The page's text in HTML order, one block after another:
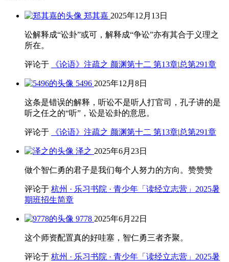
郑其嘉 2025年12月13日
讼解释成“讼卦”或可，解释成“争讼”亦有其合于义理之
所在。
评论于 《论语》注疏之 颜渊第十二 第13章|总第291章
5496 2025年12月8日
这条是错误的解释，听讼不是听人打官司，孔子讲的是
听之任之的“听”，讼是讼卦的意思。
评论于 《论语》注疏之 颜渊第十二 第13章|总第291章
泽之 2025年6月23日
做个智仁勇的君子是我们每个人努力的方向。赞赞赞
评论于 杭州 · 乐习书院 · 青少年「读经立志营」2025暑
期班招生简章
9778 2025年6月22日
这个师资配置真的好哇塞，智仁勇三者齐聚。
评论于 杭州 · 乐习书院 · 青少年「读经立志营」2025暑